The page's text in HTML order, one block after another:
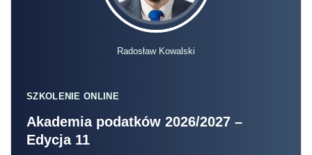
Radosław Kowalski
SZKOLENIE ONLINE
Akademia podatków 2026/2027 –
Edycja 11